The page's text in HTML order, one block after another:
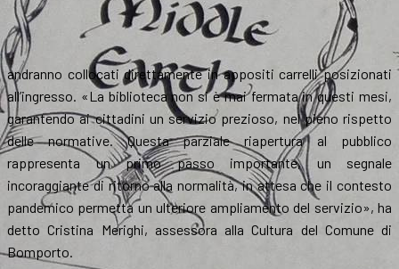
andranno collocati direttamente in appositi carrelli posizionati
all’ingresso. «La biblioteca non si è mai fermata in questi mesi,
garantendo ai cittadini un servizio prezioso, nel pieno rispetto
delle normative. Questa parziale riapertura al pubblico
rappresenta un primo passo importante, un segnale
incoraggiante di ritorno alla normalità, in attesa che il contesto
pandemico permetta un ulteriore ampliamento del servizio», ha
detto Cristina Merighi, assessora alla Cultura del Comune di
Bomporto.